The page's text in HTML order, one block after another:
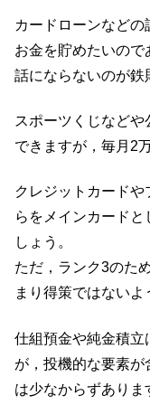
カードローンなどの
お金を貯めたいの
話にならないのが鉄
スポーツくじなど
できますが，毎月2
クレジットカード
らをメインカード
しょう。
ただ，ランク3のた
まり得策ではないよ
仕組預金や純金積立
が，投機的な要素が
は少なからずありま